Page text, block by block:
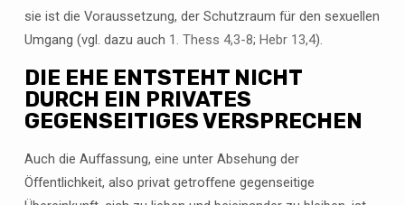
sie ist die Voraussetzung, der Schutzraum für den sexuellen
Umgang (vgl. dazu auch 1. Thess 4,3-8; Hebr 13,4).
DIE EHE ENTSTEHT NICHT
DURCH EIN PRIVATES
GEGENSEITIGES VERSPRECHEN
Auch die Auffassung, eine unter Absehung der
Öffentlichkeit, also privat getroffene gegenseitige